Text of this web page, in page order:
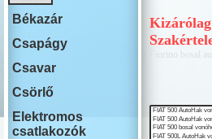
Fiorino bosal
Békazár
Csapágy
Csavar
Csörlő
Elektromos
csatlakozók